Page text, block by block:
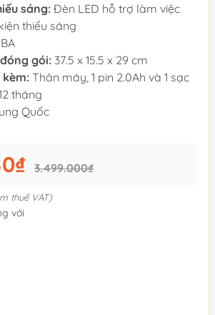
sáng:Đèn LED hỗ trợ làm việc
thiếu sáng
gói: 37.5 x 15.5 x 29 cm
kèm: Thân máy, 1 pin 2.0Ah và 1 sạc
tháng
Quốc
3.499.000₫
thuế VAT)
với